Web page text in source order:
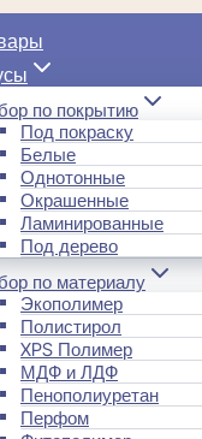
по покрытию
Под покраску
Белые
Однотонные
Окрашенные
Ламинированные
Под дерево
по материалу
Экополимер
Полистирол
XPS Полимер
МДФ и ЛДФ
Пенополиуретан
Перфом